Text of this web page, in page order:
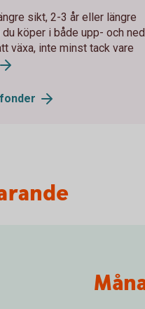
sikt, 2-3 år eller längre
köper i både upp- och
växa, inte minst tack vare
fonder